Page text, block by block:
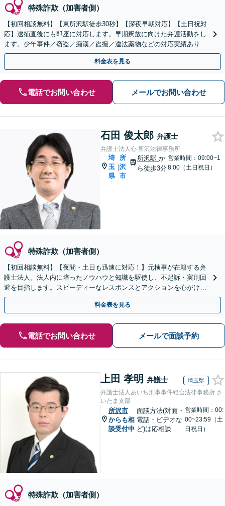
特殊詐欺（加害者側）
【初回相談無料】【東所沢駅徒歩30秒】【深夜早朝対応】【土日祝対
応】逮捕直後にも即座に対応します。早期釈放に向けた弁護活動をし
ます。少年事件／窃盗／痴漢／盗撮／違法薬物などの対応実績あり。
刑事事件は初動が重要です。早めにご相談ください。
料金表を見る
電話でお問い合わせ メールでお問い合わせ
石田 俊太郎 弁護士
弁護士法人心 所沢法律事務所
埼
玉
県
|
所
沢
市
所沢駅か
ら徒歩3分
営業時間：09:00~1
8:00（土日祝日）
特殊詐欺（加害者側）
【初回相談無料】【夜間・土日も迅速に対応！】元検事が在籍する弁
護士法人。法人内に培ったノウハウと知識を駆使し、不起訴・実刑回
避を目指します。スピーディーなレスポンスとアクションを心がけ、
最善の解決を目指します【電話相談可】
料金表を見る
電話でお問い合わせ メールで面談予約
上田 孝明 弁護士 埼玉県
弁護士法人あいち刑事事件総合法律事務所 さ
いたま支部
所沢市
からも相
談受付中
面談方法(対面・
電話・ビデオな
ど)は応相談
営業時間：00:
00~23:59（土
日祝日）
特殊詐欺（加害者側）